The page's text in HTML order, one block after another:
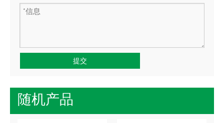
提交
随机产品